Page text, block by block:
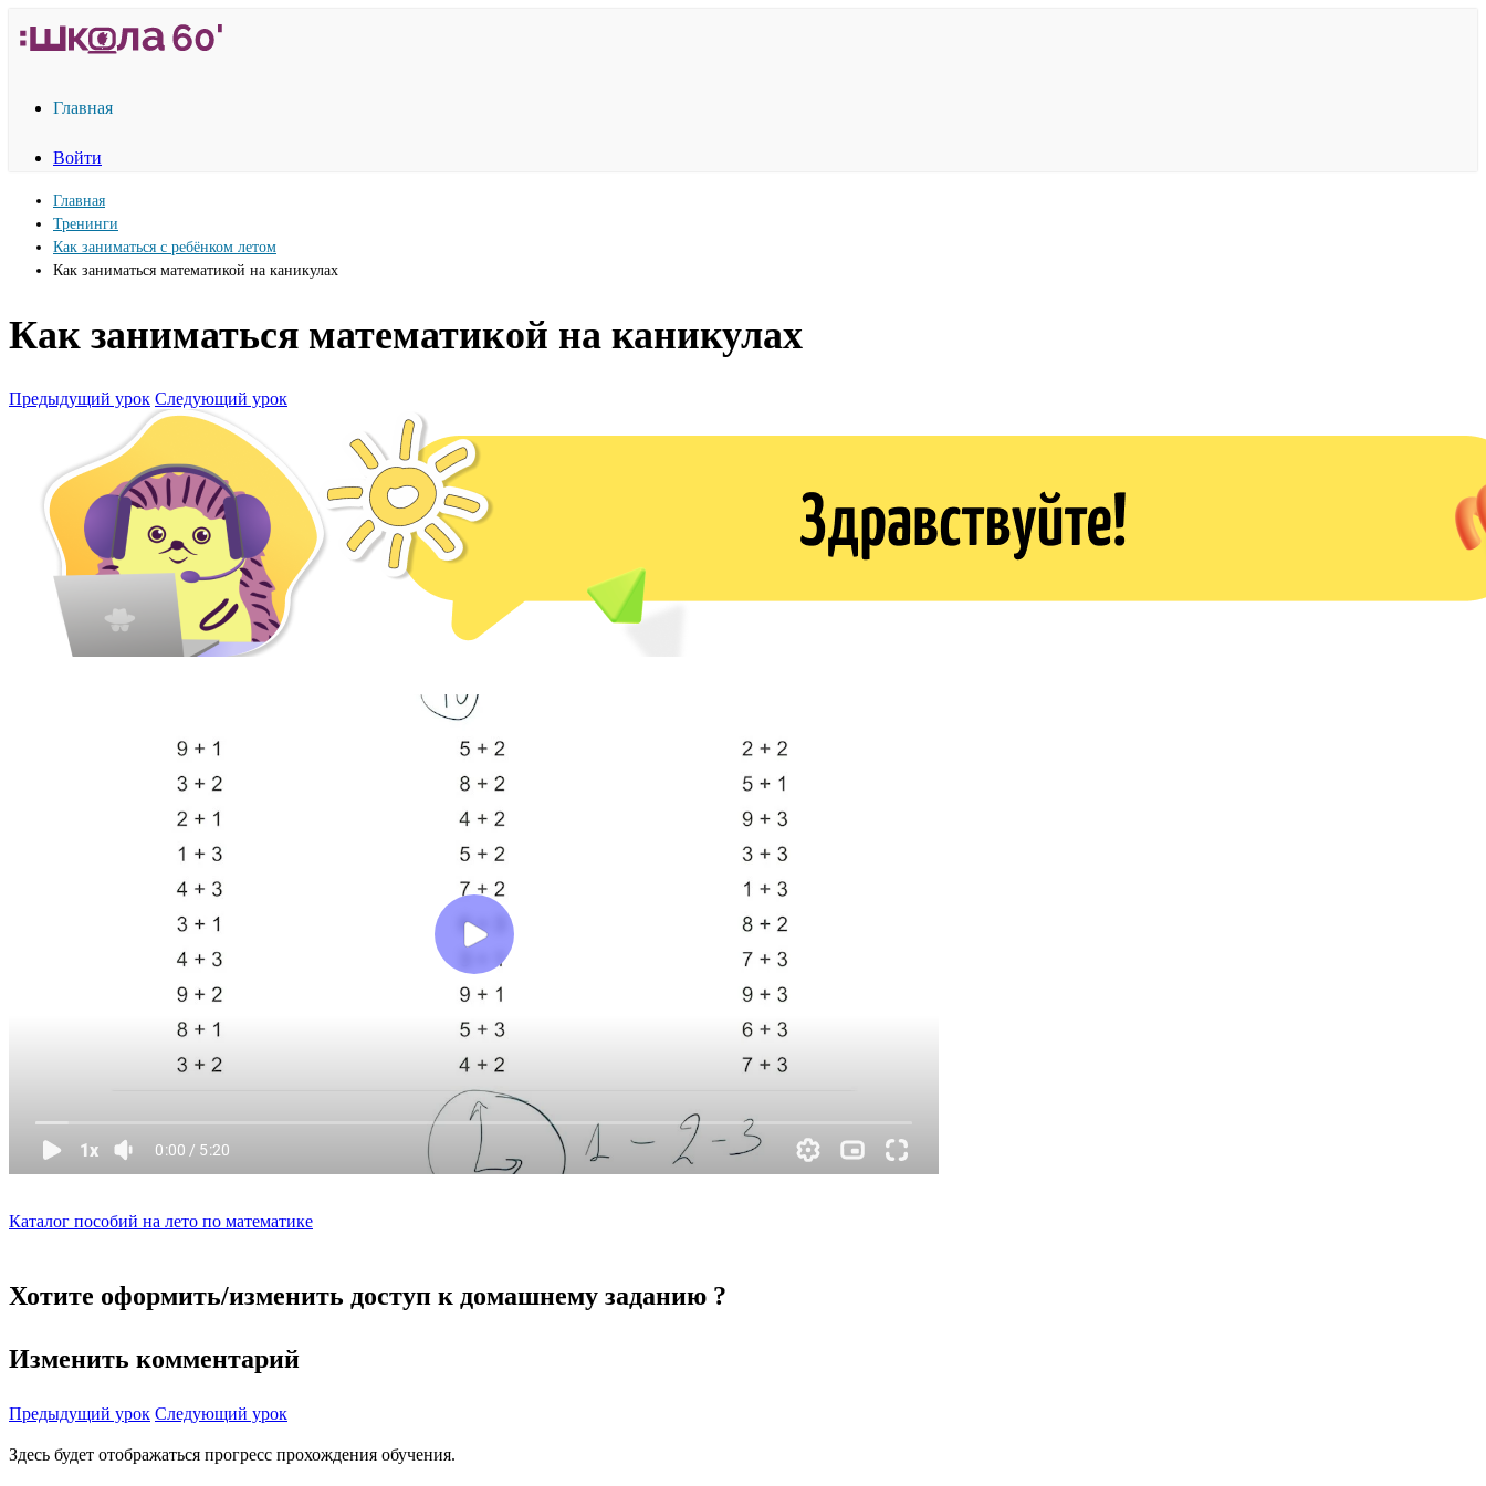
Главная
Войти
Главная
Тренинги
Как заниматься с ребёнком летом
Как заниматься математикой на каникулах
Как заниматься математикой на каникулах
Предыдущий урок Следующий урок
Каталог пособий на лето по математике
Хотите оформить/изменить доступ к домашнему заданию ?
Изменить комментарий
Предыдущий урок Следующий урок
Здесь будет отображаться прогресс прохождения обучения.